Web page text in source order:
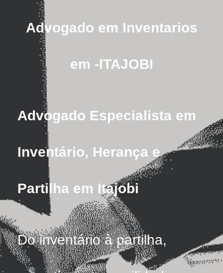
Advogado em Inventarios
em -ITAJOBI
Advogado Especialista em
Inventário, Herança e
Partilha em Itajobi
Do inventário à partilha,